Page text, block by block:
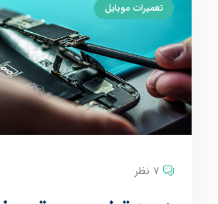
تعمیرات موبایل
7 نظر